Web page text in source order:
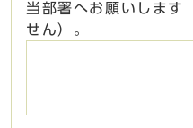
当部署へお願いします
せん）。